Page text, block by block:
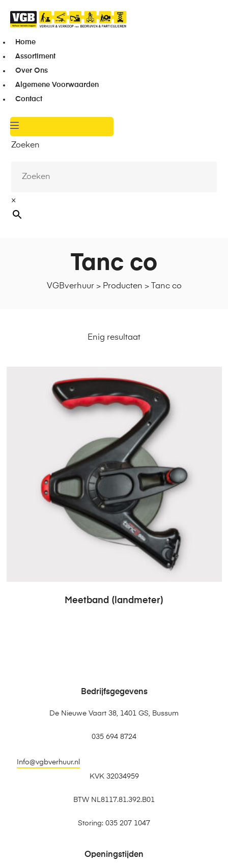
Home
Assortiment
Over Ons
Algemene Voorwaarden
Contact
Zoeken
×
VGBverhuur> Producten > Tanc co
Tanc co
Enig resultaat
Meetband (landmeter)
Bedrijfsgegevens
De Nieuwe Vaart 38, 1401 GS, Bussum
035 694 8724
Info@vgbverhuur.nl
KVK 32034959
BTW NL8117.81.392.B01
Storing: 035 207 1047
Openingstijden